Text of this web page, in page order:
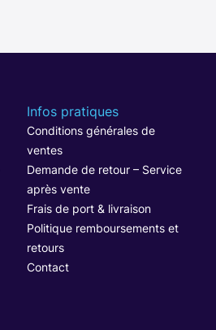
Infos pratiques
Conditions générales de
ventes
Demande de retour – Service
après vente
Frais de port & livraison
Politique remboursements et
retours
Contact